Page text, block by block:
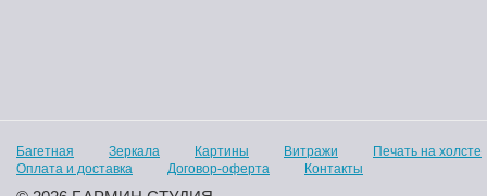
Багетная Зеркала Картины Витражи
Печать на холсте
Оплата и доставка
Договор-оферта Контакты